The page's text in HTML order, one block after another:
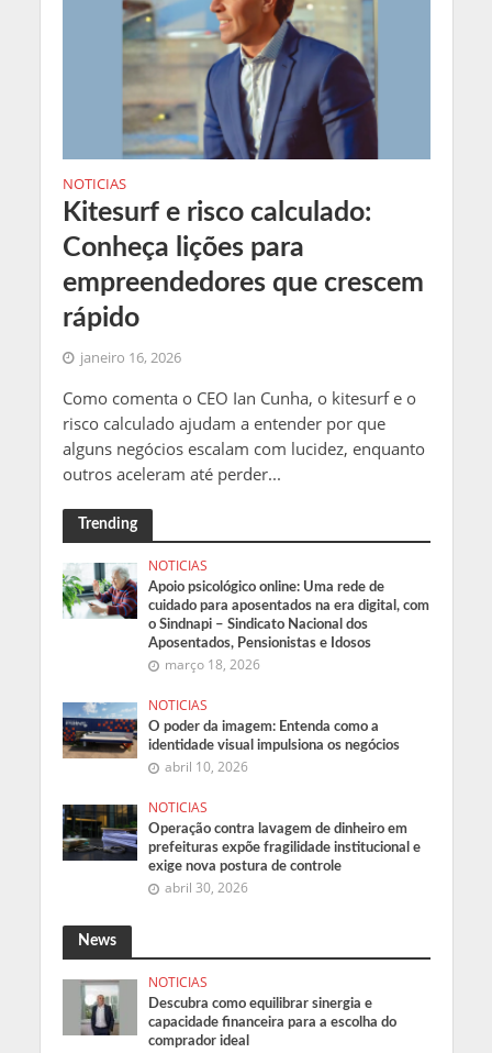
NOTICIAS
Kitesurf e risco calculado:
Conheça lições para
empreendedores que crescem
rápido
janeiro 16, 2026
Como comenta o CEO Ian Cunha, o kitesurf e o
risco calculado ajudam a entender por que
alguns negócios escalam com lucidez, enquanto
outros aceleram até perder...
Trending
NOTICIAS
Apoio psicológico online: Uma rede de
cuidado para aposentados na era digital, com
o Sindnapi – Sindicato Nacional dos
Aposentados, Pensionistas e Idosos
março 18, 2026
NOTICIAS
O poder da imagem: Entenda como a
identidade visual impulsiona os negócios
abril 10, 2026
NOTICIAS
Operação contra lavagem de dinheiro em
prefeituras expõe fragilidade institucional e
exige nova postura de controle
abril 30, 2026
News
NOTICIAS
Descubra como equilibrar sinergia e
capacidade financeira para a escolha do
comprador ideal